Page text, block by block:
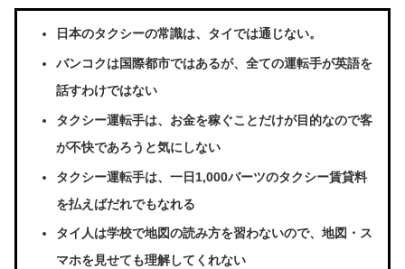
日本のタクシーの常識は、タイでは通じない。
バンコクは国際都市ではあるが、全ての運転手が英語を
話すわけではない
タクシー運転手は、お金を稼ぐことだけが目的なので客
が不快であろうと気にしない
タクシー運転手は、一日1,000バーツのタクシー賃貸料
を払えばだれでもなれる
タイ人は学校で地図の読み方を習わないので、地図・ス
マホを見せても理解してくれない